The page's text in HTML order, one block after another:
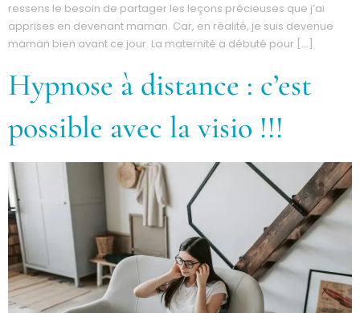
ressens le besoin de partager les leçons précieuses que j’ai
apprises en devenant maman. Car, en réalité, je suis devenue
maman bien avant ce jour. La maternité a débuté pour […]
Hypnose à distance : c’est
possible avec la visio !!!